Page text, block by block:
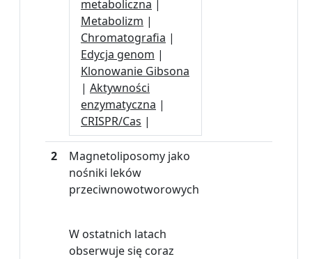
metaboliczna |
Metabolizm |
Chromatografia |
Edycja genom |
Klonowanie Gibsona
| Aktywności
enzymatyczna |
CRISPR/Cas |
2
Magnetoliposomy jako
nośniki leków
przeciwnowotworowych
W ostatnich latach
obserwuje się coraz